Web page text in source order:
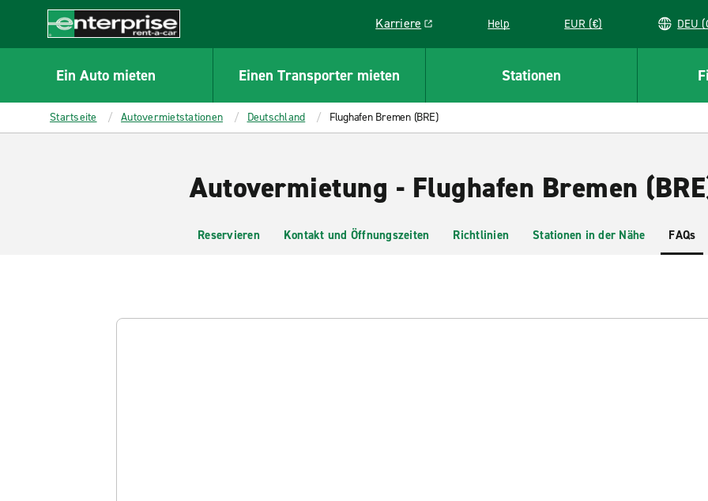
CONTENT
Enterprise
Karriere
Link opens in a new window
Help EUR (€)
Ein Auto mieten Einen Transporter mieten Stationen
Startseite Autovermietstationen Deutschland Flughafen Bremen (BRE)
Autovermietung - Flughafen Bremen
Reservieren Kontakt und Öffnungszeiten Richtlinien Stationen in der Nähe FAQs